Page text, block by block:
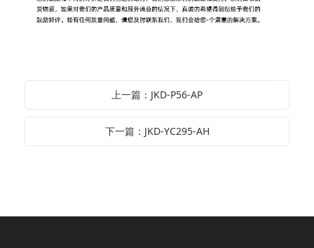
上一篇：JKD-P56-AP
下一篇：JKD-YC295-AH